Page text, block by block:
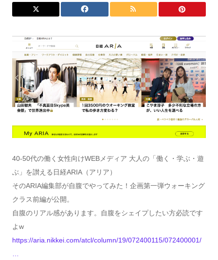
40-50代の働く女性向けWEBメディア 大人の「働く・学ぶ・遊
ぶ」を讃える日経ARIA（アリア）
そのARIA編集部が自腹でやってみた！企画第一弾ウォーキング
クラス前編が公開。
自腹のリアル感があります。自腹をシェイプしたい方必読です
よw
https://aria.nikkei.com/atcl/column/19/072400115/072400001/